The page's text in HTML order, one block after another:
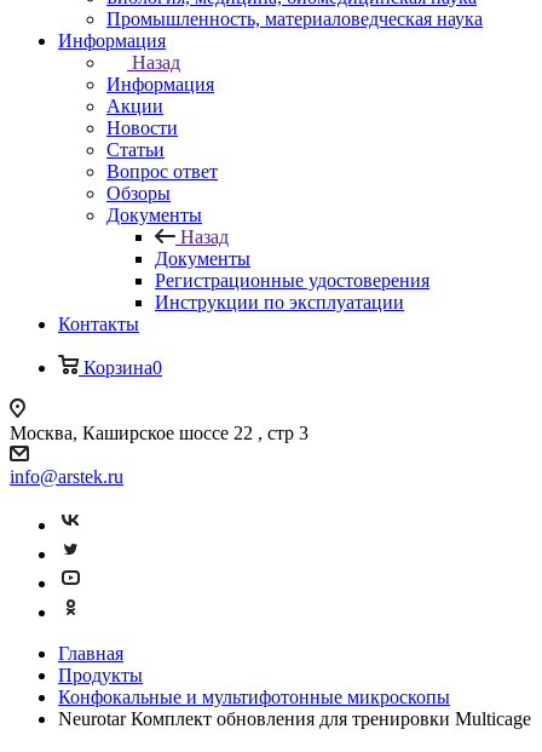
Промышленность, материаловедческая наука
Информация
Назад
Информация
Акции
Новости
Статьи
Вопрос ответ
Обзоры
Документы
Назад
Документы
Регистрационные удостоверения
Инструкции по эксплуатации
Контакты
Корзина0
Москва, Каширское шоссе 22 , стр 3
info@arstek.ru
Главная
Продукты
Конфокальные и мультифотонные микроскопы
Neurotar Комплект обновления для тренировки Multicage